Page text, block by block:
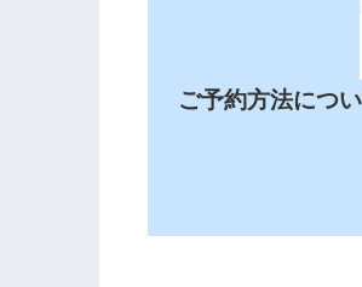
ご予約方法につ